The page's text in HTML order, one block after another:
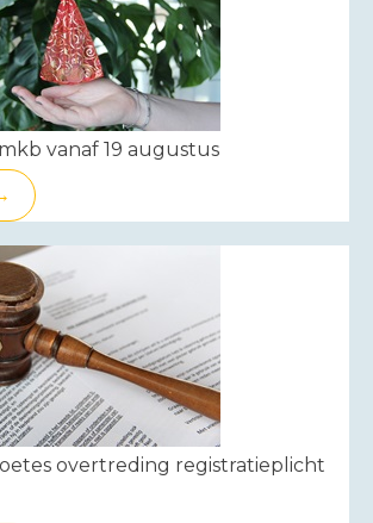
vanaf 19 augustus
overtreding registratieplicht